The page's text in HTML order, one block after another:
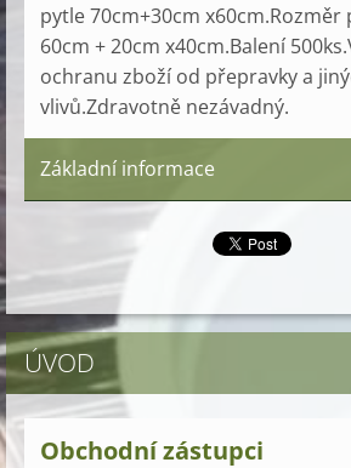
pytle 70cm+30cm x60cm.Rozměr
60cm + 20cm x40cm.Balení
ochranu zboží od přepravky a
vlivů.Zdravotně nezávadný.
Základní informace
ÚVOD
Obchodní zástupci